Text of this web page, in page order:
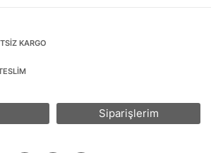
KARGO
Siparişlerim